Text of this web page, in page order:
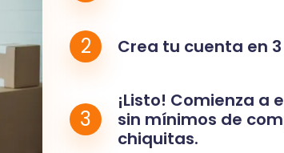
2 Crea tu cuenta en
3
¡Listo! Comienza a
sin mínimos de
chiquitas.